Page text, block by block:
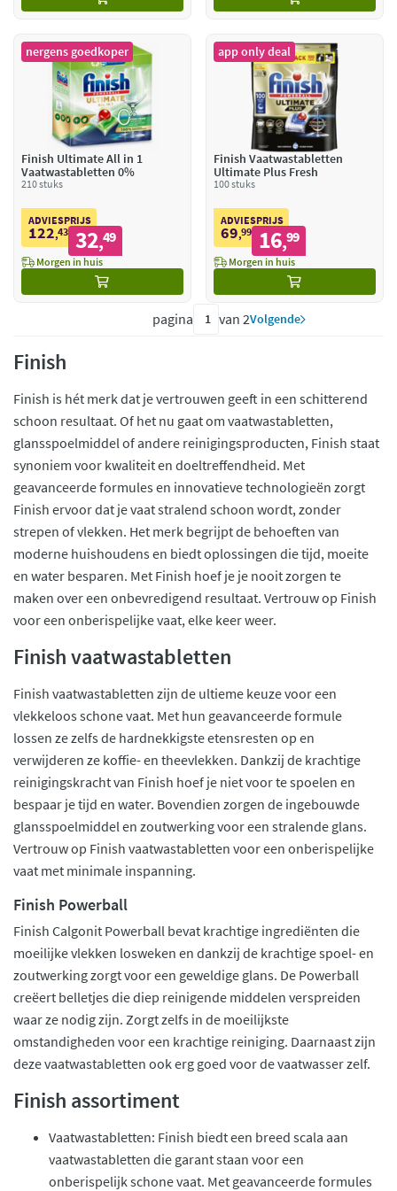
nergens goedkoper
Finish Ultimate All in 1
Vaatwastabletten 0%
210 stuks
ADVIESPRIJS
122,43 32,49
Morgen in huis
app only deal
Finish Vaatwastabletten
Ultimate Plus Fresh
100 stuks
ADVIESPRIJS
69,99 16,99
Morgen in huis
pagina van 2Volgende
Finish
Finish is hét merk dat je vertrouwen geeft in een schitterend
schoon resultaat. Of het nu gaat om vaatwastabletten,
glansspoelmiddel of andere reinigingsproducten, Finish staat
synoniem voor kwaliteit en doeltreffendheid. Met
geavanceerde formules en innovatieve technologieën zorgt
Finish ervoor dat je vaat stralend schoon wordt, zonder
strepen of vlekken. Het merk begrijpt de behoeften van
moderne huishoudens en biedt oplossingen die tijd, moeite
en water besparen. Met Finish hoef je je nooit zorgen te
maken over een onbevredigend resultaat. Vertrouw op Finish
voor een onberispelijke vaat, elke keer weer.
Finish vaatwastabletten
Finish vaatwastabletten zijn de ultieme keuze voor een
vlekkeloos schone vaat. Met hun geavanceerde formule
lossen ze zelfs de hardnekkigste etensresten op en
verwijderen ze koffie- en theevlekken. Dankzij de krachtige
reinigingskracht van Finish hoef je niet voor te spoelen en
bespaar je tijd en water. Bovendien zorgen de ingebouwde
glansspoelmiddel en zoutwerking voor een stralende glans.
Vertrouw op Finish vaatwastabletten voor een onberispelijke
vaat met minimale inspanning.
Finish Powerball
Finish Calgonit Powerball bevat krachtige ingrediënten die
moeilijke vlekken losweken en dankzij de krachtige spoel- en
zoutwerking zorgt voor een geweldige glans. De Powerball
creëert belletjes die diep reinigende middelen verspreiden
waar ze nodig zijn. Zorgt zelfs in de moeilijkste
omstandigheden voor een krachtige reiniging. Daarnaast zijn
deze vaatwastabletten ook erg goed voor de vaatwasser zelf.
Finish assortiment
Vaatwastabletten: Finish biedt een breed scala aan
vaatwastabletten die garant staan voor een
onberispelijk schone vaat. Met geavanceerde formules